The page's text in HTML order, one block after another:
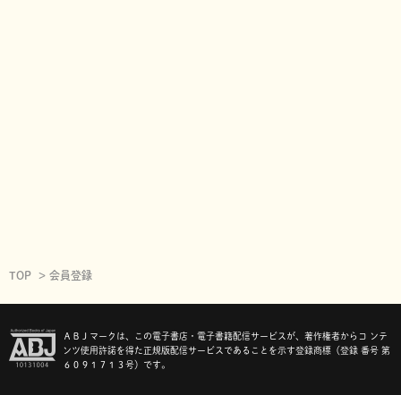
TOP 会員登録
ＡＢＪマークは、この電子書店・電子書籍配信サービスが、著作権者からコ ンテ
ンツ使用許諾を得た正規版配信サービスであることを示す登録商標（登録 番号 第
６０９１７１３号）です。